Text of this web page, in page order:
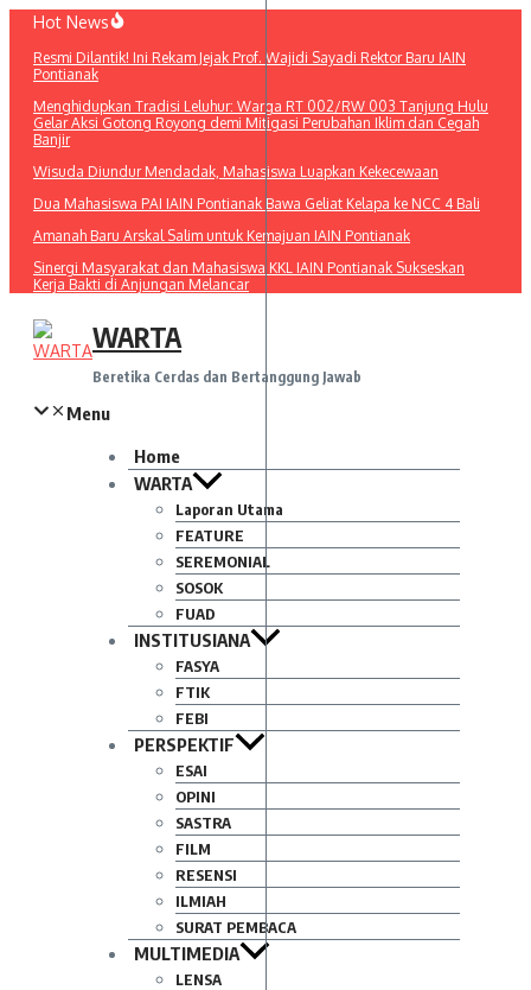
Lewati
konten
Hot News
Resmi Dilantik! Ini Rekam Jejak Prof. Wajidi Sayadi Rektor Baru IAIN
Pontianak
Menghidupkan Tradisi Leluhur: Warga RT 002/RW 003 Tanjung Hulu
Gelar Aksi Gotong Royong demi Mitigasi Perubahan Iklim dan Cegah
Banjir
Wisuda Diundur Mendadak, Mahasiswa Luapkan Kekecewaan
Dua Mahasiswa PAI IAIN Pontianak Bawa Geliat Kelapa ke NCC 4 Bali
Amanah Baru Arskal Salim untuk Kemajuan IAIN Pontianak
Sinergi Masyarakat dan Mahasiswa KKL IAIN Pontianak Sukseskan
Kerja Bakti di Anjungan Melancar
WARTA
Beretika Cerdas dan Bertanggung Jawab
Menu
Home
WARTA
Laporan Utama
FEATURE
SEREMONIAL
SOSOK
FUAD
INSTITUSIANA
FASYA
FTIK
FEBI
PERSPEKTIF
ESAI
OPINI
SASTRA
FILM
RESENSI
ILMIAH
SURAT PEMBACA
MULTIMEDIA
LENSA